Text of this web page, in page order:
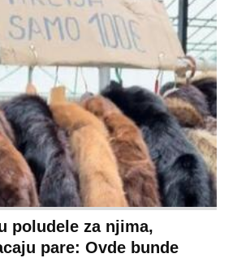
poludele za njima,
pare: Ovde bunde